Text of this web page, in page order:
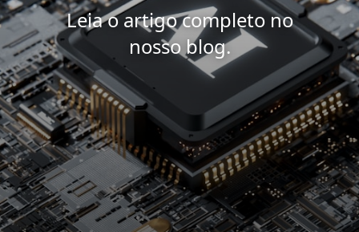
Leia o artigo completo no
nosso blog.